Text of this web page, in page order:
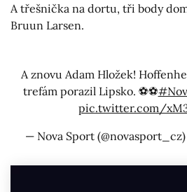
A třešnička na dortu, tři body
Bruun Larsen.
A znovu Adam Hložek!
trefám porazil Lipsko. ⚽⚽
pic.twitter.com/
— Nova Sport (@novasport_cz)